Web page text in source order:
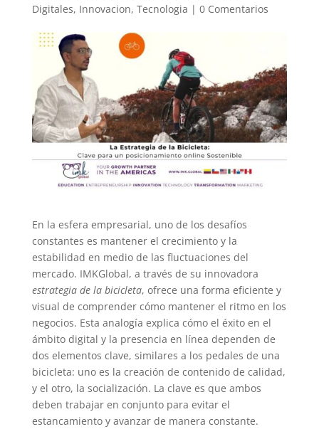
Digitales, Innovacion, Tecnologia | 0 Comentarios
En la esfera empresarial, uno de los desafíos
constantes es mantener el crecimiento y la
estabilidad en medio de las fluctuaciones del
mercado. IMKGlobal, a través de su innovadora
estrategia de la bicicleta, ofrece una forma eficiente y
visual de comprender cómo mantener el ritmo en los
negocios. Esta analogía explica cómo el éxito en el
ámbito digital y la presencia en línea dependen de
dos elementos clave, similares a los pedales de una
bicicleta: uno es la creación de contenido de calidad,
y el otro, la socialización. La clave es que ambos
deben trabajar en conjunto para evitar el
estancamiento y avanzar de manera constante.